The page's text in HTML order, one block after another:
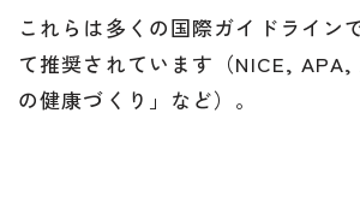
これらは多くの国際ガイドライン
て推奨されています（NICE, APA,
の健康づくり」など）。